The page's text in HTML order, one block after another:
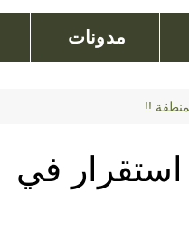
مدونات
!!
في